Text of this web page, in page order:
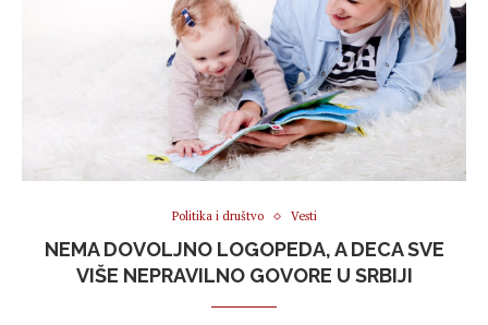
Politika i društvo Vesti
NEMA DOVOLJNO LOGOPEDA, A DECA SVE
VIŠE NEPRAVILNO GOVORE U SRBIJI